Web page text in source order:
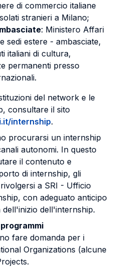
di commercio italiane
stranieri a Milano;
: Ministero Affari
sedi estere - ambasciate,
italiani di cultura,
permanenti presso
del network e le
consultare il sito
internship.
procurarsi un internship
autonomi. In questo
il contenuto e
di internship, gli
a SRI - Ufficio
con adeguato anticipo
dell'internship.
fare domanda per i
Organizations (alcune